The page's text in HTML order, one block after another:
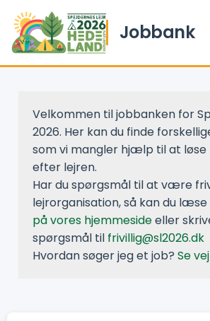
Jobbank
Velkommen til jobbanken for
2026. Her kan du finde
som vi mangler hjælp til at løse
efter lejren.
Har du spørgsmål til at være
lejrorganisation, så kan du
på vores hjemmesideeller
spørgsmål til frivillig@sl2026.dk
Hvordan søger jeg et job? Se